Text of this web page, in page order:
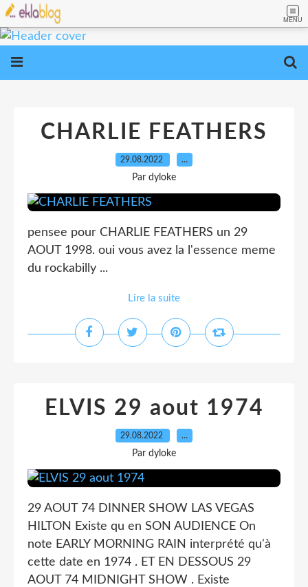
MENU
CHARLIE FEATHERS
29.08.2022 …
Par dyloke
pensee pour CHARLIE FEATHERS un 29
AOUT 1998. oui vous avez la l'essence meme
du rockabilly ...
Lire la suite
ELVIS 29 aout 1974
29.08.2022 …
Par dyloke
29 AOUT 74 DINNER SHOW LAS VEGAS
HILTON Existe qu en SON AUDIENCE On
note EARLY MORNING RAIN interprété qu'à
cette date en 1974 . ET EN DESSOUS 29
AOUT 74 MIDNIGHT SHOW . Existe